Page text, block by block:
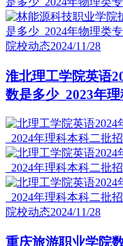
院校动态2024/11/28
淮北理工学院英语
数是多少_2023年
院校动态2024/11/28
重庆旅游职业学院